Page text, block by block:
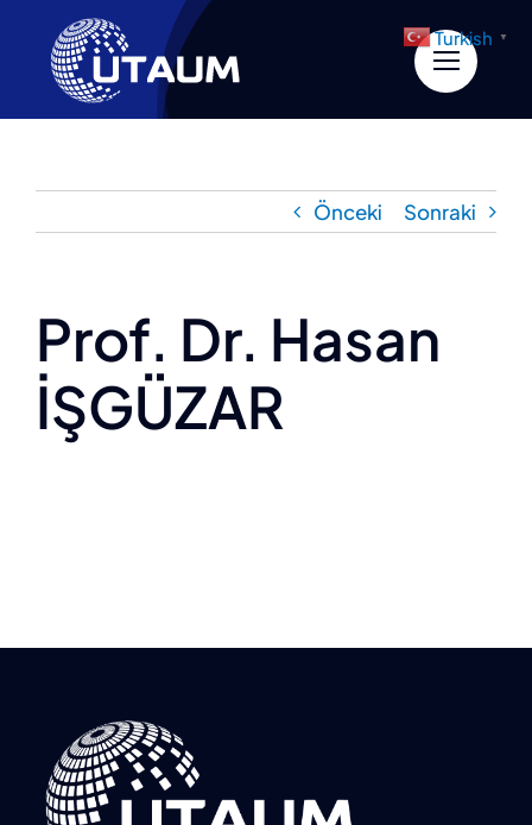
Önceki Sonraki
Prof. Dr. Hasan
İŞGÜZAR
Turkish ▼